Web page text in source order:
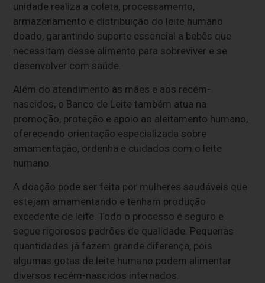
unidade realiza a coleta, processamento,
armazenamento e distribuição do leite humano
doado, garantindo suporte essencial a bebês que
necessitam desse alimento para sobreviver e se
desenvolver com saúde.
Além do atendimento às mães e aos recém-
nascidos, o Banco de Leite também atua na
promoção, proteção e apoio ao aleitamento humano,
oferecendo orientação especializada sobre
amamentação, ordenha e cuidados com o leite
humano.
A doação pode ser feita por mulheres saudáveis que
estejam amamentando e tenham produção
excedente de leite. Todo o processo é seguro e
segue rigorosos padrões de qualidade. Pequenas
quantidades já fazem grande diferença, pois
algumas gotas de leite humano podem alimentar
diversos recém-nascidos internados.